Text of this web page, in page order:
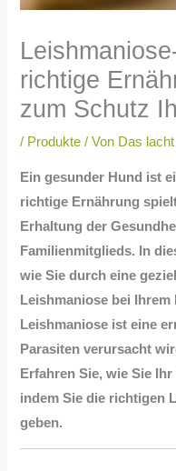
richtige
zum Schutz
/ Produkte / Von Das
Ein gesunder Hund ist
richtige Ernährung
Erhaltung der
Familienmitglieds. In
wie Sie durch eine
Leishmaniose bei
Leishmaniose ist eine
Parasiten verursacht
Erfahren Sie, wie Sie
indem Sie die richtigen
geben.